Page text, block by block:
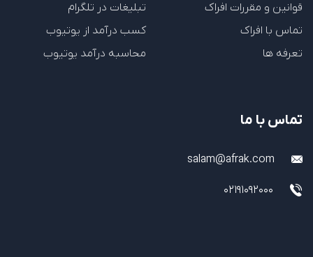
قوانین و مقررات افراک
تماس با افراک
تعرفه ها
تبلیغات در تلگرام
کسب درآمد از یوتیوب
محاسبه درآمد یوتیوب
تماس با ما
salam@afrak.com
02191092000